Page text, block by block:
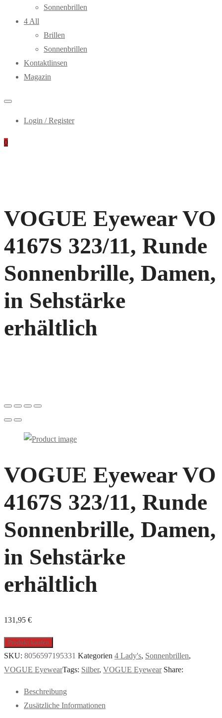
Sonnenbrillen
4 All
Brillen
Sonnenbrillen
Kontaktlinsen
Magazin
Login / Register
0
VOGUE Eyewear VO
4167S 323/11, Runde
Sonnenbrille, Damen,
in Sehstärke
erhältlich
VOGUE Eyewear VO
4167S 323/11, Runde
Sonnenbrille, Damen,
in Sehstärke
erhältlich
131,95 €
Produkt kaufen
SKU: 8056597195331 Kategorien 4 Lady's, Sonnenbrillen,
VOGUE EyewearTags: Silber, VOGUE Eyewear Share:
Beschreibung
Zusätzliche Informationen